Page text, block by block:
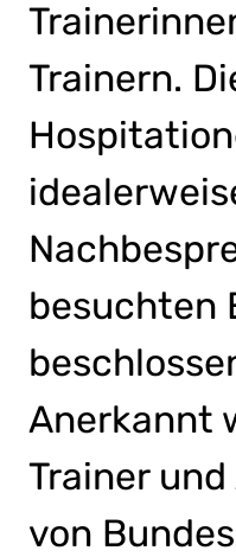
Trainern.
besuchten
Anerkannt
Trainer
von